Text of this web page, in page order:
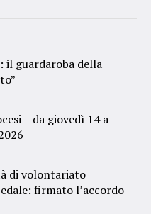
il guardaroba della
– da giovedì 14 a
di volontariato
firmato l’accordo